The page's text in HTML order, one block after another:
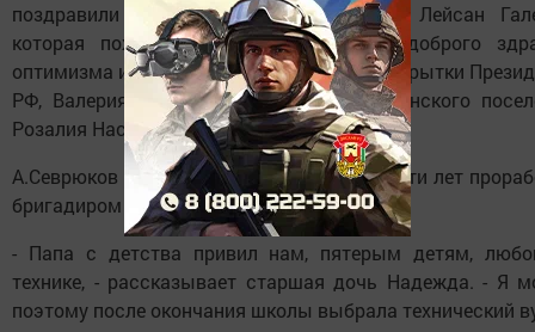
поздравили заместитель главы района Лейсан
которая пожелала старожилу деревни доброго
оптимизма и успехов, вручила именные открытки
РФ, Валерия Чершинцева и глава Бизякинского
Розалия Насифуллина.
А.Севрюков ковал Победу в тылу, более 50-ти лет
бригадиром трактористов, механиком.
- Папа с детства привил нам, пятерым детям,
технике, - рассказывает старшая дочь Надежда. - Я
поэтому после окончания школы выбрала технический